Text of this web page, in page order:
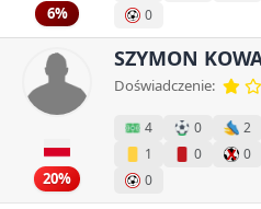
6%
0
20%
SZYMON
Doświadczenie:
4 0 2
1
0 0
0